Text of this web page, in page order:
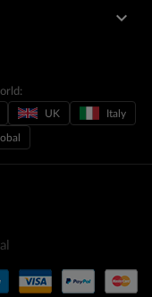
keyboard_arrow_down
UK Italy